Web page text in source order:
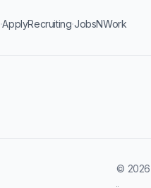
·ApplyRecruiting·JobsNWork
© 2026